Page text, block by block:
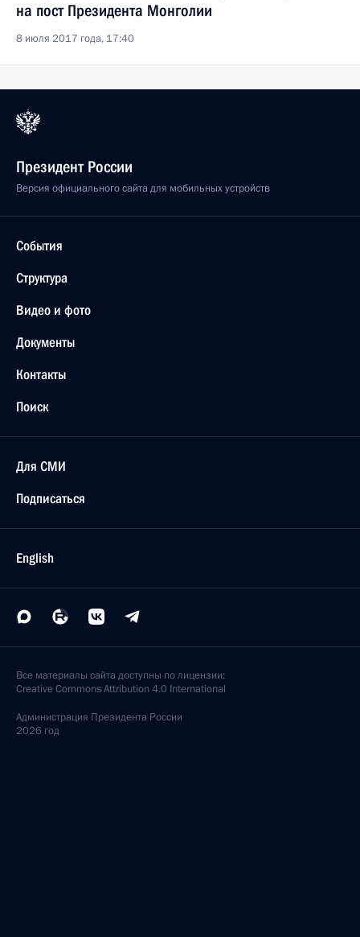
на пост Президента Монголии
8 июля 2017 года, 17:40
Президент России
Версия официального сайта для мобильных устройств
События
Структура
Видео и фото
Документы
Контакты
Поиск
Для СМИ
Подписаться
English
Все материалы сайта доступны по лицензии:
Creative Commons Attribution 4.0 International
Администрация Президента России
2026 год